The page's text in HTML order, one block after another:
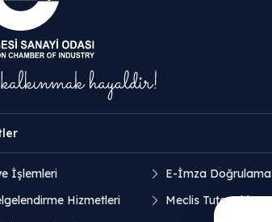
İşlemleri
Hizmetleri
E-İmza Doğrulama
Meclis Tutanakları